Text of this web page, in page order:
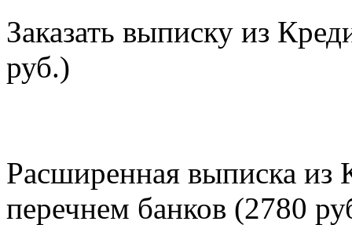
Заказать выписку из
руб.)
Расширенная выписка из
перечнем банков (2780